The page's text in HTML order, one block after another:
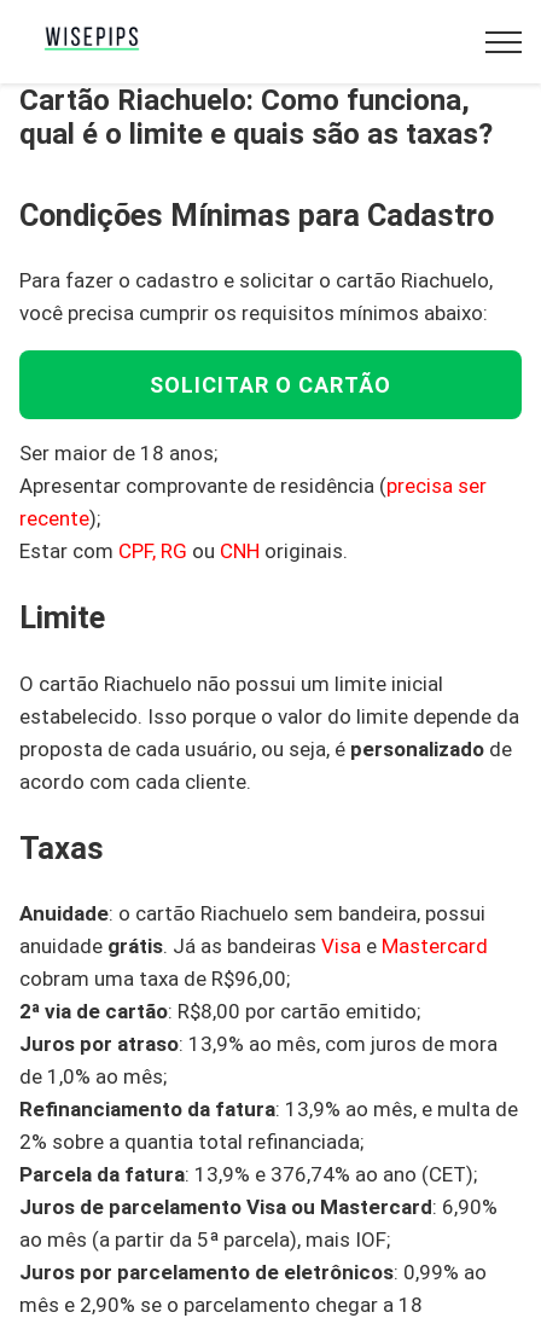
Cartão Riachuelo: Como funciona,
qual é o limite e quais são as taxas?
Condições Mínimas para Cadastro
Para fazer o cadastro e solicitar o cartão Riachuelo,
você precisa cumprir os requisitos mínimos abaixo:
SOLICITAR O CARTÃO
Ser maior de 18 anos;
Apresentar comprovante de residência (precisa ser
recente);
Estar com CPF, RG ou CNH originais.
Limite
O cartão Riachuelo não possui um limite inicial
estabelecido. Isso porque o valor do limite depende da
proposta de cada usuário, ou seja, é personalizado de
acordo com cada cliente.
Taxas
Anuidade: o cartão Riachuelo sem bandeira, possui
anuidade grátis. Já as bandeiras Visa e Mastercard
cobram uma taxa de R$96,00;
2ª via de cartão: R$8,00 por cartão emitido;
Juros por atraso: 13,9% ao mês, com juros de mora
de 1,0% ao mês;
Refinanciamento da fatura: 13,9% ao mês, e multa de
2% sobre a quantia total refinanciada;
Parcela da fatura: 13,9% e 376,74% ao ano (CET);
Juros de parcelamento Visa ou Mastercard: 6,90%
ao mês (a partir da 5ª parcela), mais IOF;
Juros por parcelamento de eletrônicos: 0,99% ao
mês e 2,90% se o parcelamento chegar a 18